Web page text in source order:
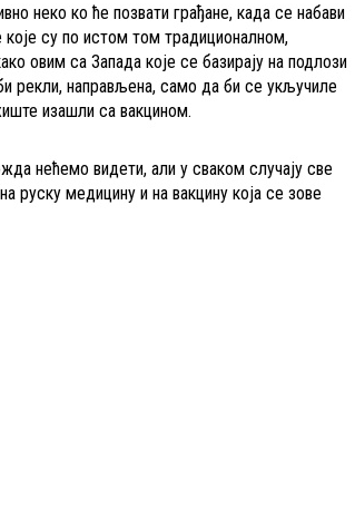
неко ко ће позвати грађане, када се набави
које су по истом том традиционалном,
овим са Запада које се базирају на подлози
рекли, направљена, само да би се укључиле
изашли са вакцином.
нећемо видети, али у сваком случају све
руску медицину и на вакцину која се зове